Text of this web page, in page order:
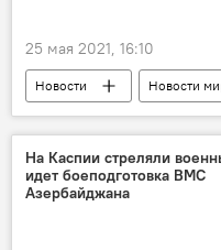
25 мая 2021, 16:10
Новости Новости
Каспийское море
Экологическая катастрофа
На Каспии стреляли
идет боеподготовка ВМС
Азербайджана